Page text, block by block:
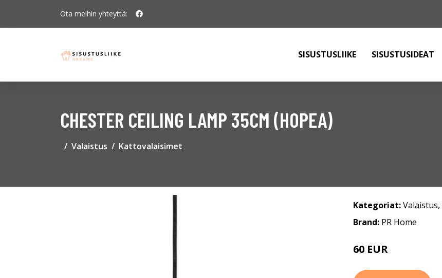
Ota meihin yhteyttä:
SISUSTUSLIIKE SISUSTUSIDEAT
CHESTER CEILING LAMP 35CM (HOPEA)
Valaistus Kattovalaisimet
Kategoriat:Valaistus,
Brand: PR Home
60 EUR